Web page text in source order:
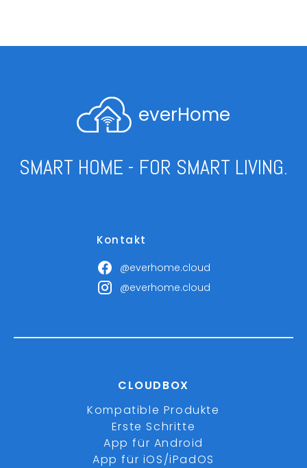
everHome
SMART HOME - FOR SMART LIVING.
Kontakt
@everhome.cloud
@everhome.cloud
CLOUDBOX
Kompatible Produkte
Erste Schritte
App für Android
App für iOS/iPadOS